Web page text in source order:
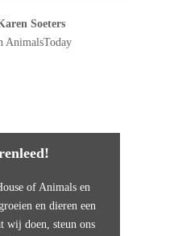
Soeters
AnimalsToday
of Animals en
en dieren een
wij doen, steun ons